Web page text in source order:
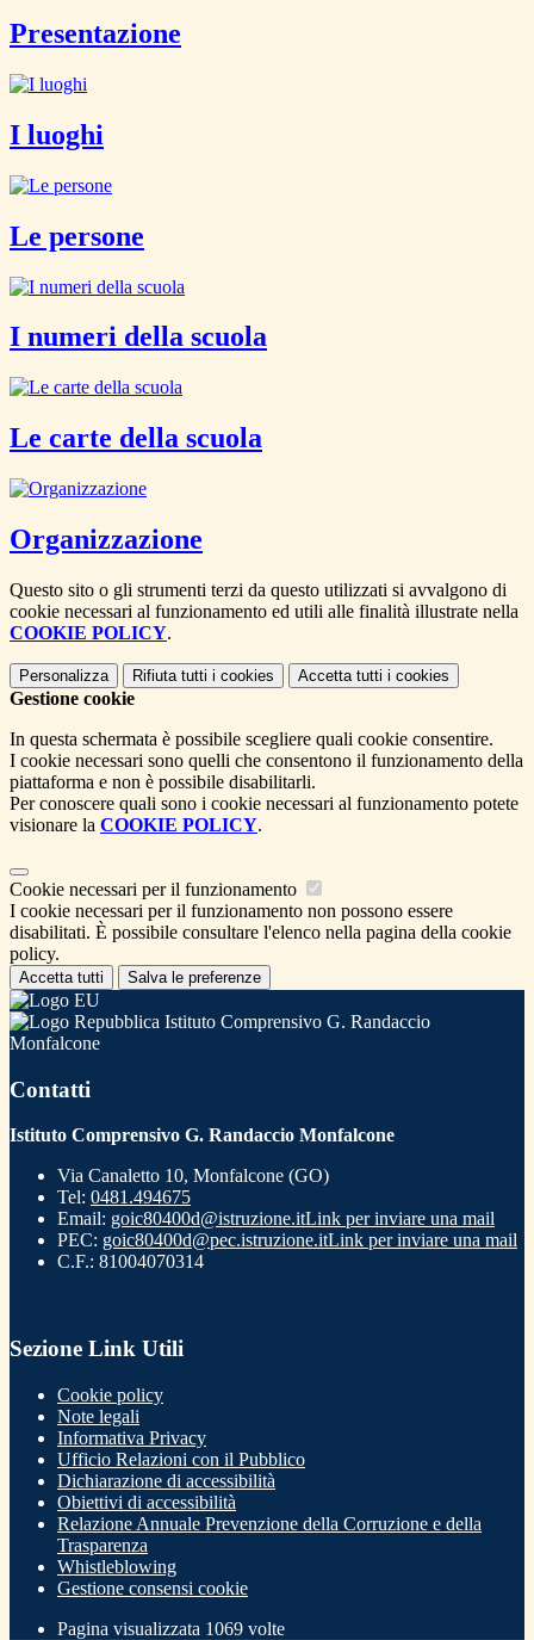
Presentazione
I luoghi
Le persone
I numeri della scuola
Le carte della scuola
Organizzazione
Questo sito o gli strumenti terzi da questo utilizzati si avvalgono di
cookie necessari al funzionamento ed utili alle finalità illustrate nella
COOKIE POLICY.
Personalizza Rifiuta tutti i cookies Accetta tutti i cookies
Gestione cookie
In questa schermata è possibile scegliere quali cookie consentire.
I cookie necessari sono quelli che consentono il funzionamento della
piattaforma e non è possibile disabilitarli.
Per conoscere quali sono i cookie necessari al funzionamento potete
visionare la COOKIE POLICY.
Cookie necessari per il funzionamento
I cookie necessari per il funzionamento non possono essere
disabilitati. È possibile consultare l'elenco nella pagina della cookie
policy.
Accetta tutti Salva le preferenze
Istituto Comprensivo G. Randaccio
Monfalcone
Contatti
Istituto Comprensivo G. Randaccio Monfalcone
Via Canaletto 10, Monfalcone (GO)
Tel: 0481.494675
Email: goic80400d@istruzione.itLink per inviare una mail
PEC: goic80400d@pec.istruzione.itLink per inviare una mail
C.F.: 81004070314
Sezione Link Utili
Cookie policy
Note legali
Informativa Privacy
Ufficio Relazioni con il Pubblico
Dichiarazione di accessibilità
Obiettivi di accessibilità
Relazione Annuale Prevenzione della Corruzione e della
Trasparenza
Whistleblowing
Gestione consensi cookie
Pagina visualizzata 1069 volte